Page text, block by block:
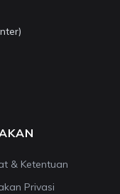
& Ketentuan
Privasi